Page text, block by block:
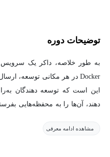
توضیحات دوره
این است که توسعه دهندگان
دهند، آن‌ها را به محفظه‌هایی
مشاهده ادامه معرفی